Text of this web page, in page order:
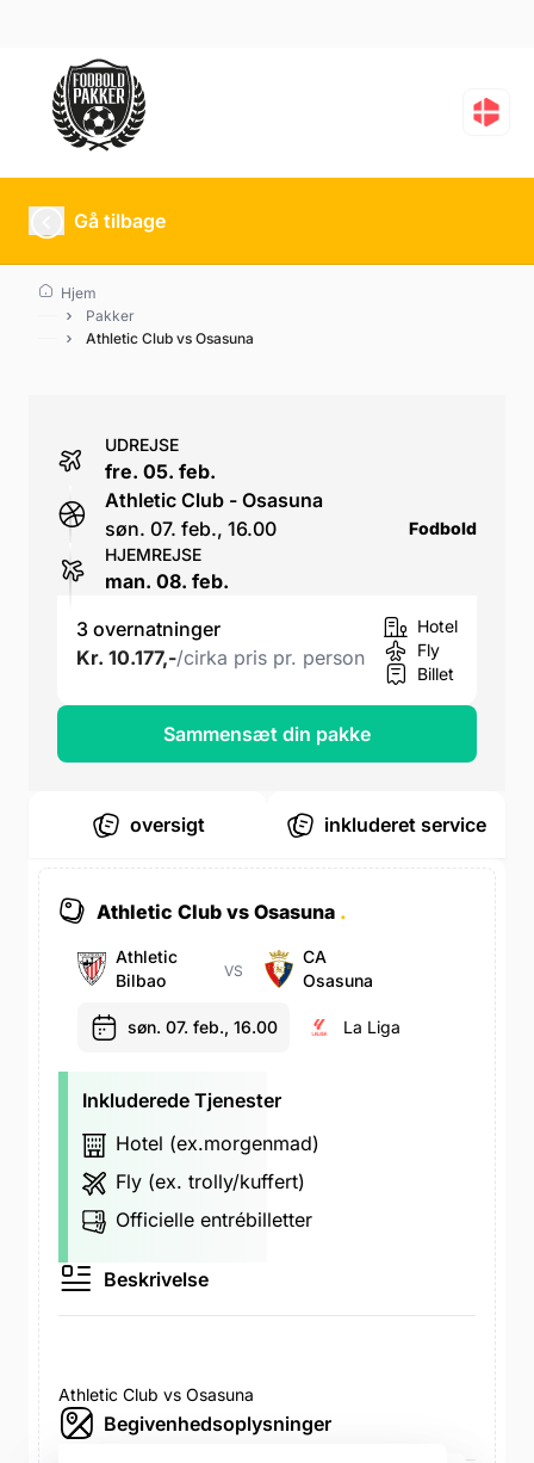
Athletic Club vs
Gå tilbage
Hjem
Pakker
Athletic Club vs Osasuna
oversigt inkluderet service
Athletic Club vs Osasuna .
Athletic
Bilbao
VS
CA
Osasuna
søn. 07. feb., 16.00 La Liga
Inkluderede Tjenester
Hotel (ex.morgenmad)
Fly (ex. trolly/kuffert)
Officielle entrébilletter
Beskrivelse
Athletic Club vs Osasuna
Begivenhedsoplysninger
UDREJSE
fre. 05. feb.
Athletic Club - Osasuna
søn. 07. feb., 16.00
Fodbold
HJEMREJSE
man. 08. feb.
3 overnatninger
Kr. 10.177,-/cirka pris pr. person
Hotel
Fly
Billet
Sammensæt din pakke